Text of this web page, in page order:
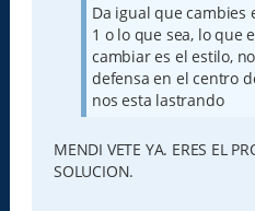
Da igual que cambies
1 o lo que sea, lo que
cambiar es el estilo,
defensa en el centro
nos esta lastrando
MENDI VETE YA. ERES EL
SOLUCION.